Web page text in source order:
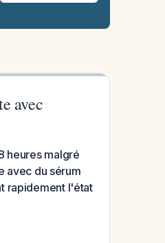
avec
heures malgré
avec du sérum
rapidement l'état